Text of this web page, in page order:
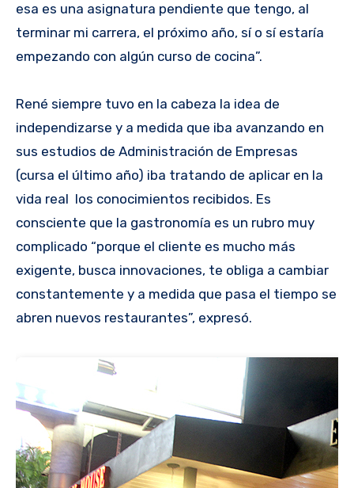
esa es una asignatura pendiente que tengo, al
terminar mi carrera, el próximo año, sí o sí estaría
empezando con algún curso de cocina”.
René siempre tuvo en la cabeza la idea de
independizarse y a medida que iba avanzando en
sus estudios de Administración de Empresas
(cursa el último año) iba tratando de aplicar en la
vida real los conocimientos recibidos. Es
consciente que la gastronomía es un rubro muy
complicado “porque el cliente es mucho más
exigente, busca innovaciones, te obliga a cambiar
constantemente y a medida que pasa el tiempo se
abren nuevos restaurantes”, expresó.